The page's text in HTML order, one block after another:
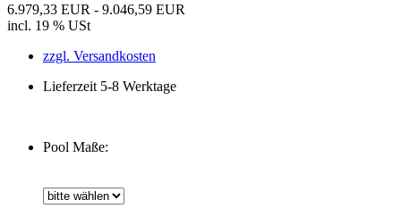
6.979,33 EUR - 9.046,59 EUR
incl. 19 % USt
zzgl. Versandkosten
Lieferzeit 5-8 Werktage
Pool Maße: